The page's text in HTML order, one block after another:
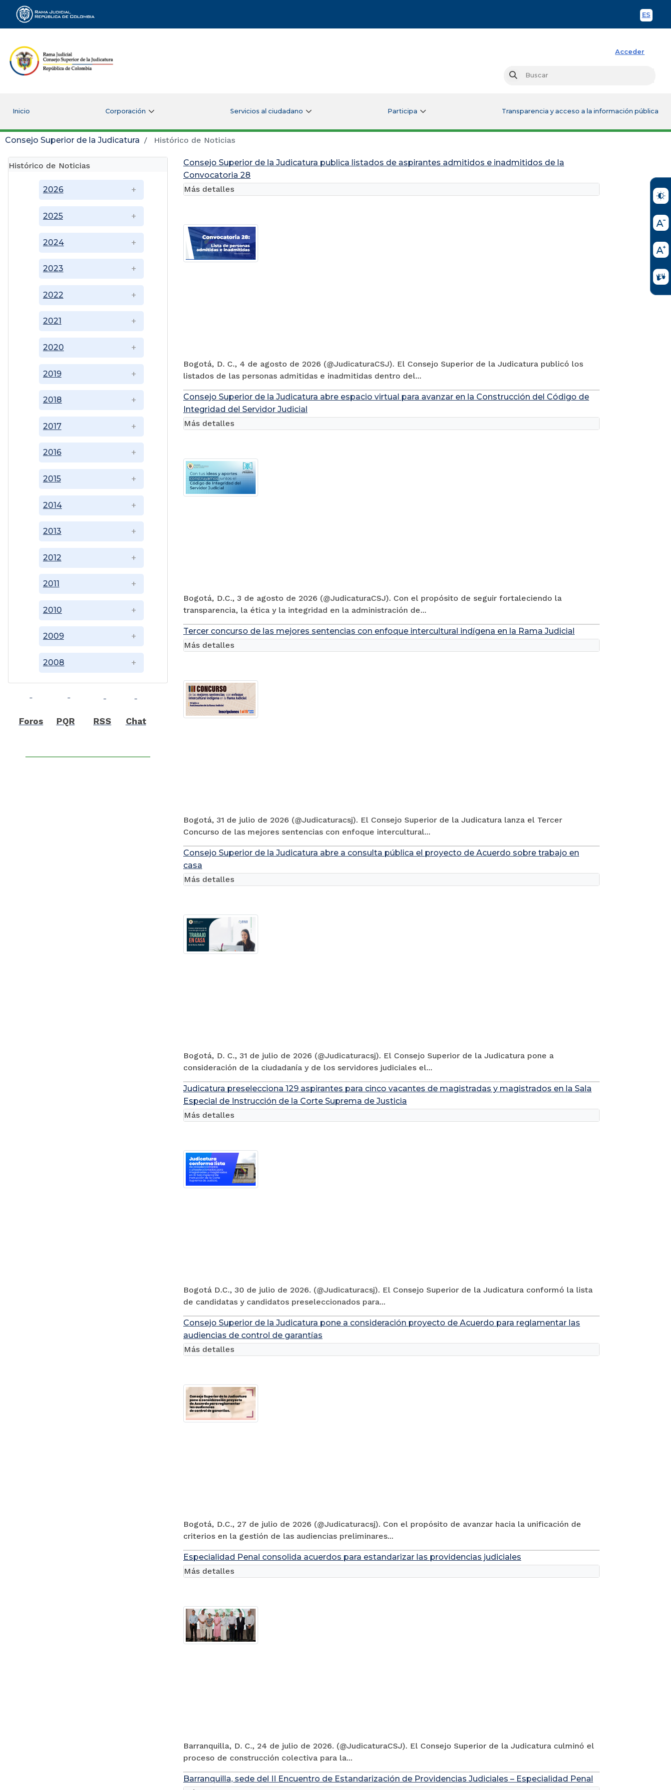
ES
Rama Judicial
Acceder
Buscar
Inicio Corporación Servicios al ciudadano Participa Transparencia y acceso a la información pública
Consejo Superior de la Judicatura Histórico de Noticias
Histórico de Noticias
2008
2009
2010
2011
2012
2013
2014
2015
2016
2017
2018
2019
2020
2021
2022
2023
2024
2025
2026
Foros PQR RSS Chat
Consejo Superior de la Judicatura publica listados de aspirantes admitidos e inadmitidos de la
Convocatoria 28
Bogotá, D. C., 4 de agosto de 2026 (@JudicaturaCSJ). El Consejo Superior de la Judicatura publicó los
listados de las personas admitidas e inadmitidas dentro del...
Más detalles
Consejo Superior de la Judicatura abre espacio virtual para avanzar en la Construcción del Código de
Integridad del Servidor Judicial
Bogotá, D.C., 3 de agosto de 2026 (@JudicaturaCSJ). Con el propósito de seguir fortaleciendo la
transparencia, la ética y la integridad en la administración de...
Más detalles
Tercer concurso de las mejores sentencias con enfoque intercultural indígena en la Rama Judicial
Bogotá, 31 de julio de 2026 (@Judicaturacsj). El Consejo Superior de la Judicatura lanza el Tercer
Concurso de las mejores sentencias con enfoque intercultural...
Más detalles
Consejo Superior de la Judicatura abre a consulta pública el proyecto de Acuerdo sobre trabajo en
casa
Bogotá, D. C., 31 de julio de 2026 (@Judicaturacsj). El Consejo Superior de la Judicatura pone a
consideración de la ciudadanía y de los servidores judiciales el...
Más detalles
Judicatura preselecciona 129 aspirantes para cinco vacantes de magistradas y magistrados en la Sala
Especial de Instrucción de la Corte Suprema de Justicia
Bogotá D.C., 30 de julio de 2026. (@Judicaturacsj). El Consejo Superior de la Judicatura conformó la lista
de candidatas y candidatos preseleccionados para...
Más detalles
Consejo Superior de la Judicatura pone a consideración proyecto de Acuerdo para reglamentar las
audiencias de control de garantías
Bogotá, D.C., 27 de julio de 2026 (@Judicaturacsj). Con el propósito de avanzar hacia la unificación de
criterios en la gestión de las audiencias preliminares...
Más detalles
Especialidad Penal consolida acuerdos para estandarizar las providencias judiciales
Barranquilla, D. C., 24 de julio de 2026. (@JudicaturaCSJ). El Consejo Superior de la Judicatura culminó el
proceso de construcción colectiva para la...
Más detalles
Barranquilla, sede del II Encuentro de Estandarización de Providencias Judiciales – Especialidad Penal